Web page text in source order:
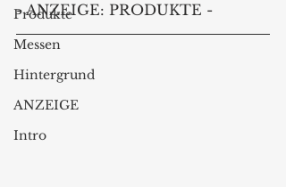
Produkte
Messen
Hintergrund
ANZEIGE
Intro
- ANZEIGE: PRODUKTE -